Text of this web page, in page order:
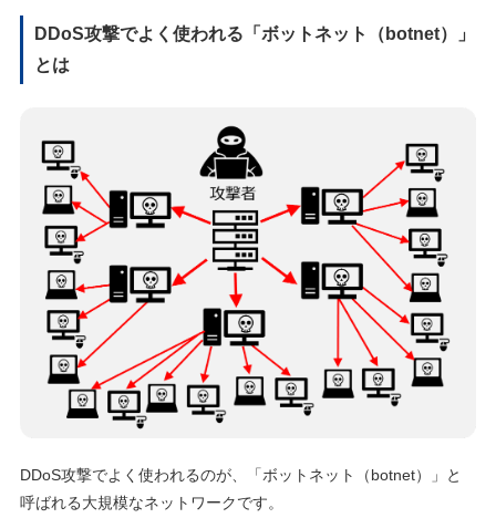
DDoS攻撃でよく使われる「ボットネット（botnet）」
とは
DDoS攻撃でよく使われるのが、「ボットネット（botnet）」と
呼ばれる大規模なネットワークです。